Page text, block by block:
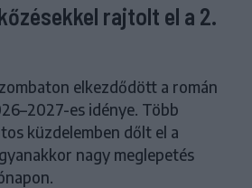
rajtolt el a 2.
elkezdődött a román
es idénye. Több
küzdelemben dőlt el a
nagy meglepetés